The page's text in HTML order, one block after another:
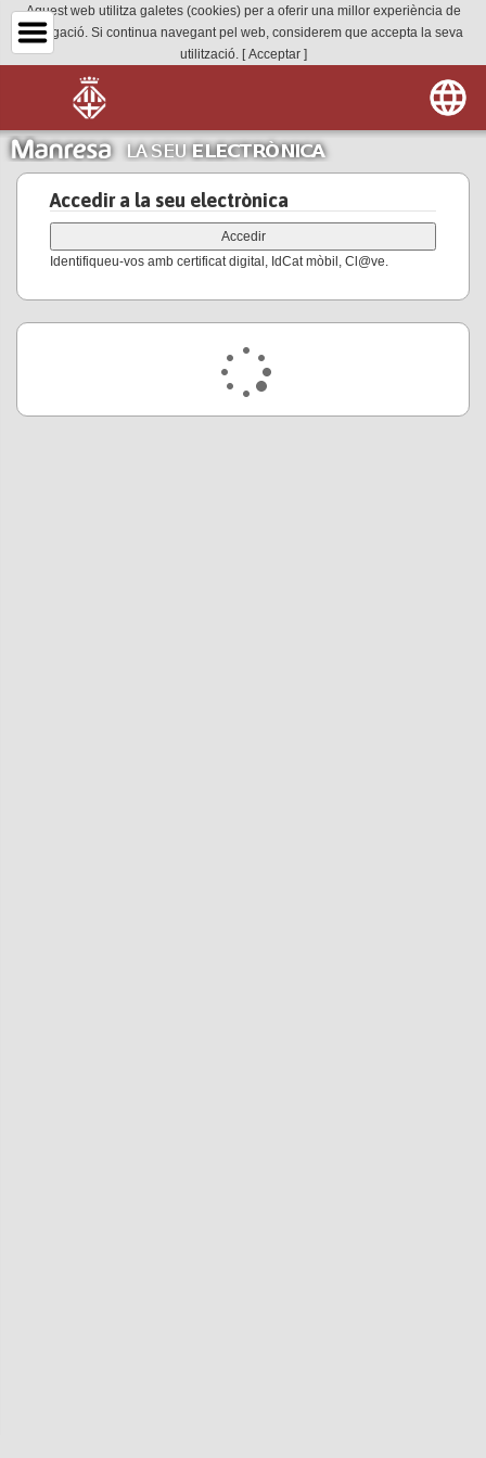
Aquest web utilitza galetes (cookies) per a oferir una millor experiència de
navegació. Si continua navegant pel web, considerem que accepta la seva
utilització. [ Acceptar ]
Accedir a la seu electrònica
Identifiqueu-vos amb certificat digital, IdCat mòbil, Cl@ve.